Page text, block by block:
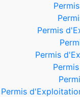
Permis
Permis
Permis